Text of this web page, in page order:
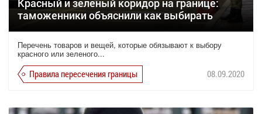
Красный и зеленый коридор на границе:
таможенники объяснили как выбирать
Перечень товаров и вещей, которые обязывают к выбору
красного или зеленого...
Правила пересечения границы 08.09.2020